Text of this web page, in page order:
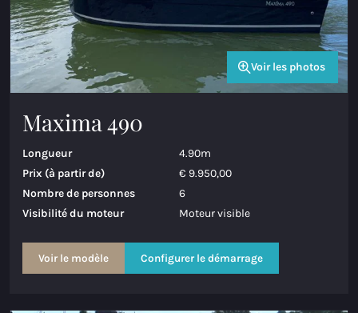
Voir les photos
Maxima 490
Longueur
4.90m
Prix (à partir de)
€ 9.950,00
Nombre de personnes
6
Visibilité du moteur
Moteur visible
Voir le modèle Configurer le démarrage